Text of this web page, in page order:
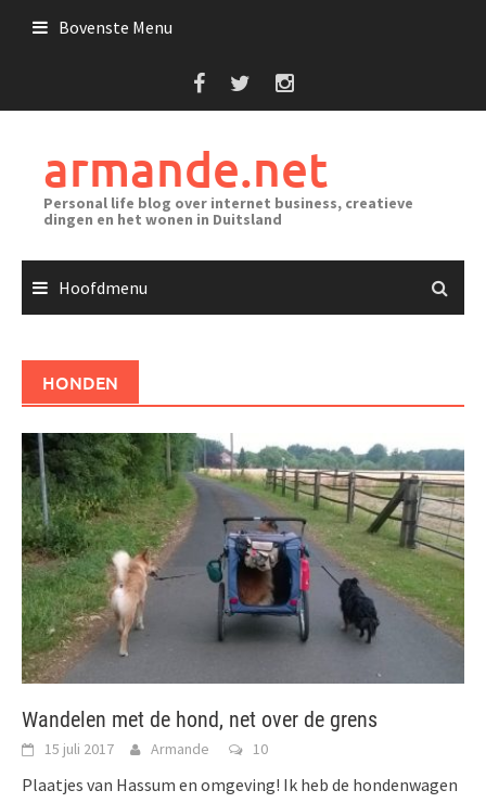
Bovenste Menu
armande.net
Personal life blog over internet business, creatieve
dingen en het wonen in Duitsland
Hoofdmenu
HONDEN
Wandelen met de hond, net over de grens
15 juli 2017 Armande 10
Plaatjes van Hassum en omgeving! Ik heb de hondenwagen